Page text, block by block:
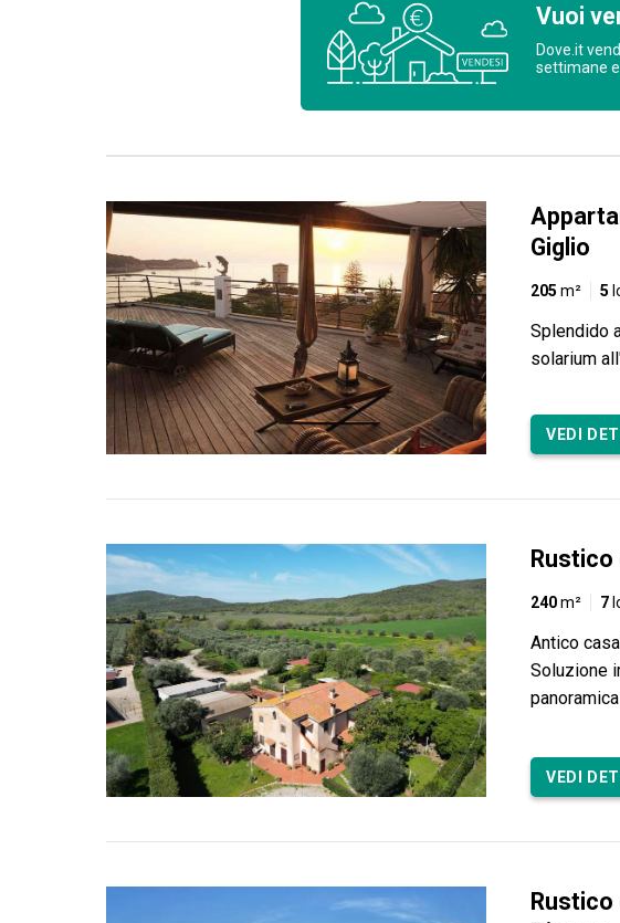
Vuoi
Dove.it
settimane e
Giglio
205 m² 5
Splendido
solarium
VEDI
Rustico
240m² 7
Antico
Soluzione
VEDI
Rustico